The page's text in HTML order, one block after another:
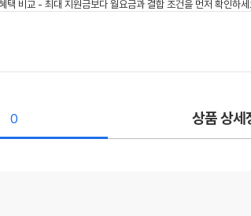
0 상품 상세